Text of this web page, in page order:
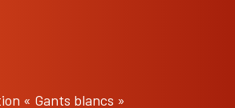
« Gants blancs »